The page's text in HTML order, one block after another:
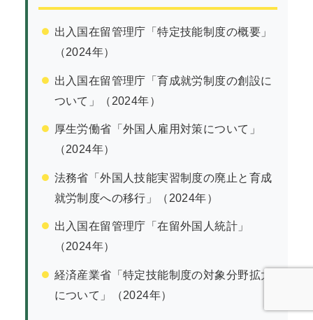
出入国在留管理庁「特定技能制度の概要」
（2024年）
出入国在留管理庁「育成就労制度の創設に
ついて」（2024年）
厚生労働省「外国人雇用対策について」
（2024年）
法務省「外国人技能実習制度の廃止と育成
就労制度への移行」（2024年）
出入国在留管理庁「在留外国人統計」
（2024年）
経済産業省「特定技能制度の対象分野拡大
について」（2024年）